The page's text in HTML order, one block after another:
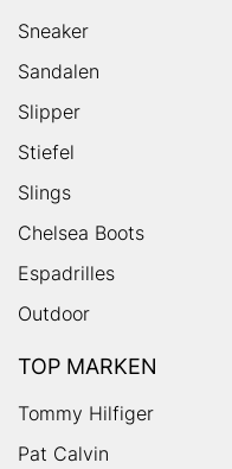
Sneaker
Sandalen
Slipper
Stiefel
Slings
Chelsea Boots
Espadrilles
Outdoor
TOP MARKEN
Tommy Hilfiger
Pat Calvin